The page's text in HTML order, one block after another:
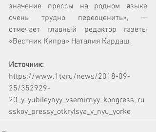
значение прессы на родном языке
очень трудно переоценить», —
отмечает главный редактор газеты
«Вестник Кипра» Наталия Кардаш.
Источник:
https://www.1tv.ru/news/2018-09-
25/352929-
20_y_yubileynyy_vsemirnyy_kongress_ru
sskoy_pressy_otkrylsya_v_nyu_yorke